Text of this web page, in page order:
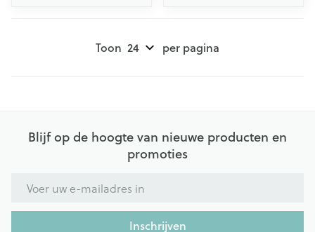
Toon per pagina
Blijf op de hoogte van nieuwe producten en
promoties
Inschrijven